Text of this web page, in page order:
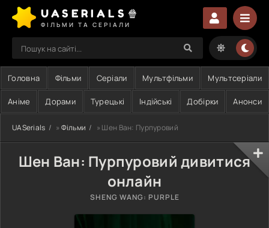
UASERIALS🍿
ФІЛЬМИ ТА СЕРІАЛИ
Головна Фільми Серіали Мультфільми Мультсеріали
Аніме Дорами Турецькі Індійські Добірки Анонси
UASerials » Фільми » Шен Ван: Пурпуровий
Шен Ван: Пурпуровий дивитися
онлайн
SHENG WANG: PURPLE